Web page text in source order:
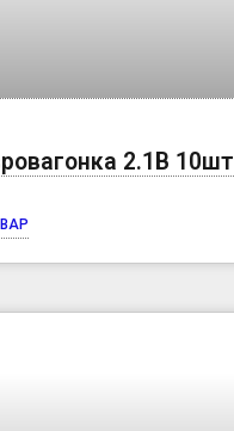
2.1B 10шт